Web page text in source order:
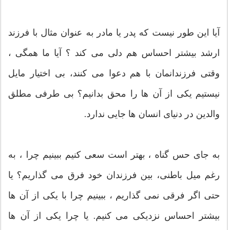
آیا این طور نیست که پدر یا مادر به عنوان مثال با فرزند
ارشد بیشتر احساس هم دلی می کند ؟ آیا ما همگی ،
وقتی فرزندانمان با هم دعوا می کنند، بی اختیار مایل
نیستیم یکی از آن ها را محق بدانیم؟ بی طرفی مطلق
والدین در دنیای انسان ها جایی ندارد.
به جای حس گناه ، بهتر است سعی کنیم ببینیم چرا ، به
رغم میل باطنی، بین فرزندان خود فرق می گذاریم؟ یا
حتی اگر فرقی نمی گذاریم ، ببینیم چرا با یکی از آن ها
بیشتر احساس نزدیکی می کنیم. یا چرا یکی از آن ها